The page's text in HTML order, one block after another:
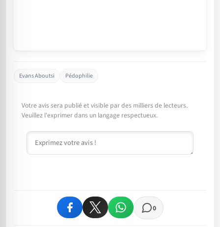
Evans Aboutsi Pédophilie
Votre avis sera publié et visible par des milliers de lecteurs.
Veuillez l'exprimer dans un langage respectueux.
Commentaire
0